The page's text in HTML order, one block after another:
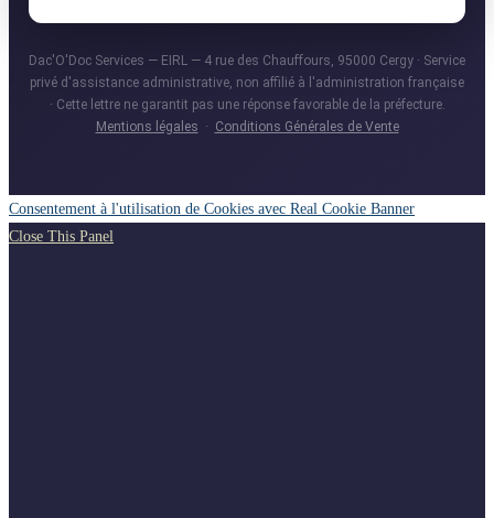
Dac'O'Doc Services — EIRL — 4 rue des Chauffours, 95000 Cergy · Service
privé d'assistance administrative, non affilié à l'administration française
· Cette lettre ne garantit pas une réponse favorable de la préfecture.
Mentions légales · Conditions Générales de Vente
Consentement à l'utilisation de Cookies avec Real Cookie Banner
Close This Panel